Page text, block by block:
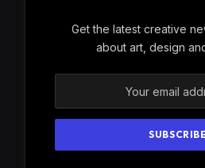
Get the latest creative
about art, design